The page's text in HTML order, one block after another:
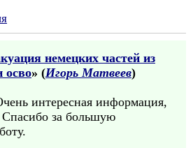
немецких частей из
осво» (Игорь Матвеев)
интересная информация,
Спасибо за большую